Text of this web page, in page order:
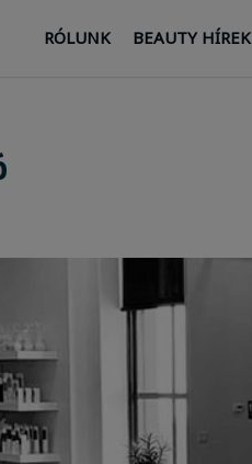
RÓLUNK BEAUTY HÍREK